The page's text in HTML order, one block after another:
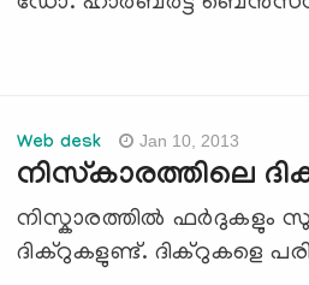
Web desk Jan 10, 2013
നിസ്കാരത്തിലെ
നിസ്കാരത്തില്‍ ഫര്‍ദുകളും
ദിക്റുകളുണ്ട്. ദിക്റുകളെ